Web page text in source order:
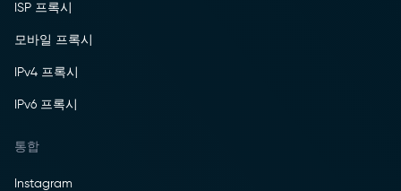
ISP 프록시
모바일 프록시
IPv4 프록시
IPv6 프록시
통합
Instagram